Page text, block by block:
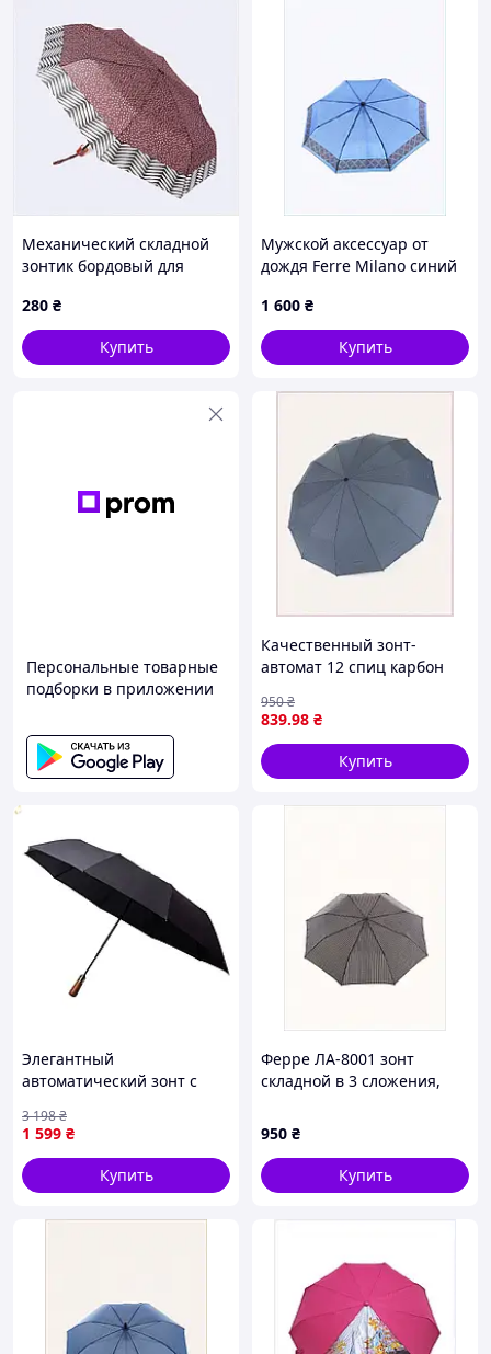
Механический складной
зонтик бордовый для
использования, P1849H93
280 ₴
Купить
Мужской аксессуар от
дождя Ferre Milano синий
1 600 ₴
Купить
Персональные товарные
подборки в приложении
Качественный зонт-
автомат 12 спиц карбон
839.98 ₴
950₴
Купить
Элегантный
автоматический зонт с
прочного полиэстера
черного цвета диаметром
116 см
1 599 ₴
3 198₴
Купить
Ферре ЛА-8001 зонт
складной в 3 сложения,
950 ₴
Купить